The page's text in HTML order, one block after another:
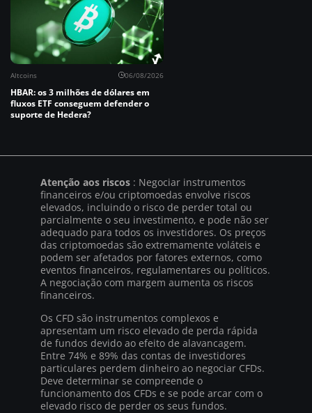
Altcoins 06/08/2026
HBAR: os 3 milhões de dólares em
fluxos ETF conseguem defender o
suporte de Hedera?
Atenção aos riscos : Negociar instrumentos
financeiros e/ou criptomoedas envolve riscos
elevados, incluindo o risco de perder total ou
parcialmente o seu investimento, e pode não ser
adequado para todos os investidores. Os preços
das criptomoedas são extremamente voláteis e
podem ser afetados por fatores externos, como
eventos financeiros, regulamentares ou políticos.
A negociação com margem aumenta os riscos
financeiros.
Os CFD são instrumentos complexos e
apresentam um risco elevado de perda rápida
de fundos devido ao efeito de alavancagem.
Entre 74% e 89% das contas de investidores
particulares perdem dinheiro ao negociar CFDs.
Deve determinar se compreende o
funcionamento dos CFDs e se pode arcar com o
elevado risco de perder os seus fundos.